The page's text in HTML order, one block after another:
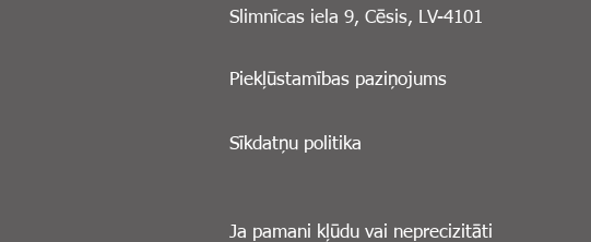
Slimnīcas iela 9, Cēsis, LV-4101
Piekļūstamības paziņojums
Sīkdatņu politika
Ja pamani kļūdu vai neprecizitāti